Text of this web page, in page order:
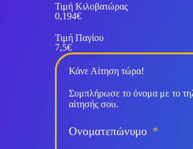
Τιμή Κιλοβατώρας
0,194€
Τιμή Παγίου
7,5€
Κάνε Αίτηση τώρα!
Συμπλήρωσε το όνομα με το
αίτησής σου.
Ονοματεπώνυμο